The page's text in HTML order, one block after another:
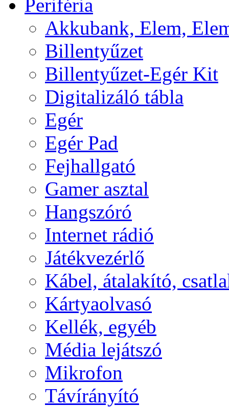
Periféria
Akkubank, Elem,
Billentyűzet
Billentyűzet-Egér Kit
Digitalizáló tábla
Egér
Egér Pad
Fejhallgató
Gamer asztal
Hangszóró
Internet rádió
Játékvezérlő
Kábel, átalakító,
Kártyaolvasó
Kellék, egyéb
Média lejátszó
Mikrofon
Távírányító